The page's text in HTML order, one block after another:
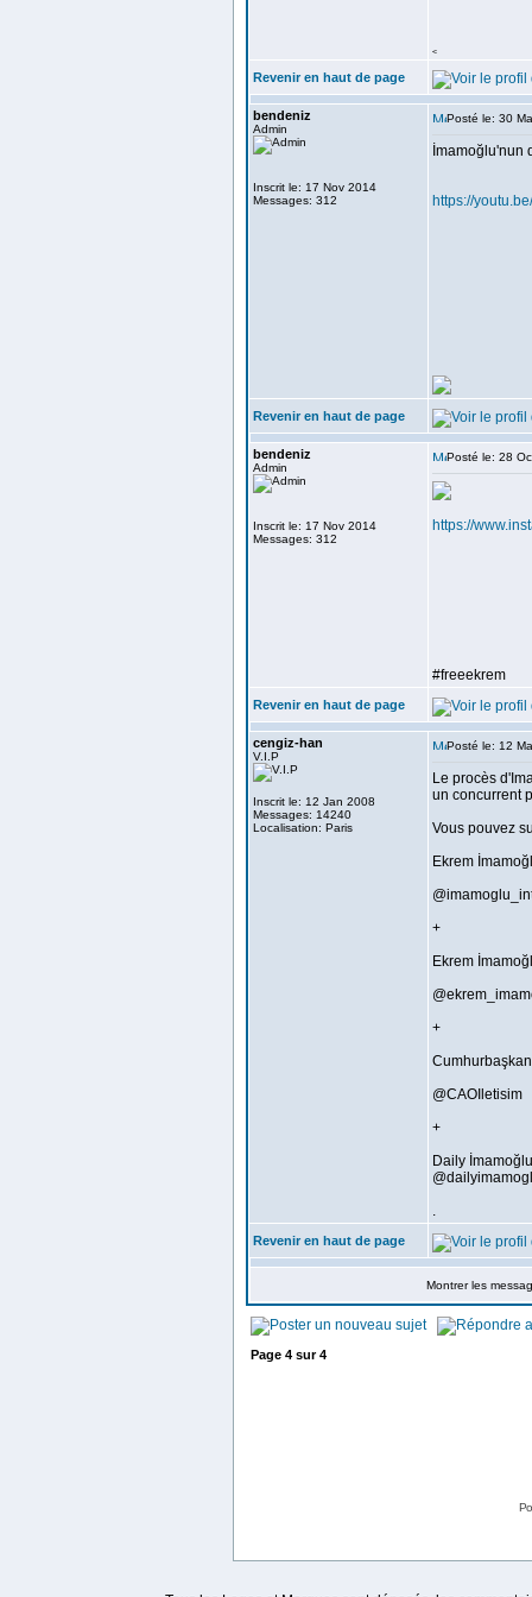
<
Revenir en haut de page
bendeniz
Admin
Inscrit le: 17 Nov 2014
Messages: 312
Posté le: 30
İmamoğlu'nun
https://
Revenir en haut de page
bendeniz
Admin
Inscrit le: 17 Nov 2014
Messages: 312
Posté le: 28
https://
#freeekrem
Revenir en haut de page
cengiz-han
V.I.P
Inscrit le: 12 Jan 2008
Messages: 14240
Localisation: Paris
Posté le: 12
Le procès
un concurrent
Vous pouvez
Ekrem
+
Ekrem
+
@CAOIletisim
+
Daily İmamoğlu
.
Revenir en haut de page
Montrer les
Page 4 sur4